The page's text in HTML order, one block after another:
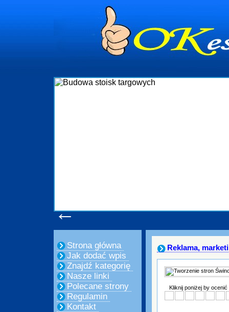
←
Strona główna
Jak dodać wpis
Znajdź kategorię
Nasze linki
Polecane strony
Regulamin
Kontakt
Reklama,
Kliknij poniżej by ocenić